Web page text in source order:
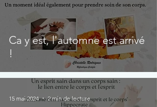
Ca y est, l'automne est arrivé
!
15 mai 2024 2 min de lecture